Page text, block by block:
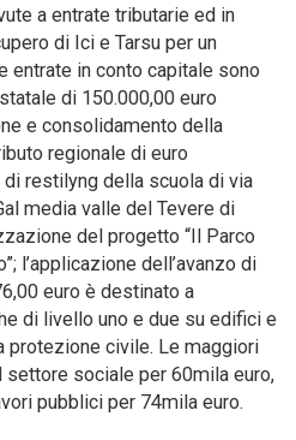
a entrate tributarie ed in
di Ici e Tarsu per un
entrate in conto capitale sono
di 150.000,00 euro
e consolidamento della
regionale di euro
di restilyng della scuola di via
media valle del Tevere di
del progetto “Il Parco
l’applicazione dell’avanzo di
euro è destinato a
di livello uno e due su edifici e
protezione civile. Le maggiori
settore sociale per 60mila euro,
pubblici per 74mila euro.